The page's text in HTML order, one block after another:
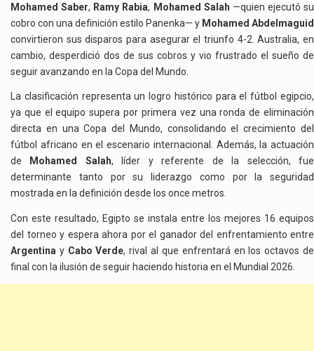
Mohamed Saber, Ramy Rabia, Mohamed Salah —quien ejecutó su
cobro con una definición estilo Panenka— y Mohamed Abdelmaguid
convirtieron sus disparos para asegurar el triunfo 4-2. Australia, en
cambio, desperdició dos de sus cobros y vio frustrado el sueño de
seguir avanzando en la Copa del Mundo.
La clasificación representa un logro histórico para el fútbol egipcio,
ya que el equipo supera por primera vez una ronda de eliminación
directa en una Copa del Mundo, consolidando el crecimiento del
fútbol africano en el escenario internacional. Además, la actuación
de
Mohamed Salah, líder y referente de la selección, fue
determinante tanto por su liderazgo como por la seguridad
mostrada en la definición desde los once metros.
Con este resultado, Egipto se instala entre los mejores 16 equipos
del torneo y espera ahora por el ganador del enfrentamiento entre
Argentina y Cabo Verde, rival al que enfrentará en los octavos de
final con la ilusión de seguir haciendo historia en el Mundial 2026.